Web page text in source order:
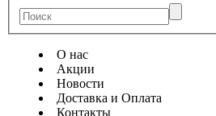
О нас
Акции
Новости
Доставка и Оплата
Контакты